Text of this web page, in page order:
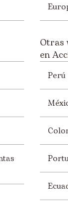
Otras
en
Perú